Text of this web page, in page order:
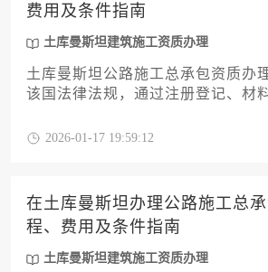
费用及条件指南
土库曼斯坦建筑施工资质办理
土库曼斯坦公路施工总承包资质办
该国法律法规，通过注册登记、材
序，其流程涵盖资质申请、部门审
合作等核心要求。
2026-01-17 19:59:12
在土库曼斯坦办理公路施工总
程、费用及条件指南
土库曼斯坦建筑施工资质办理